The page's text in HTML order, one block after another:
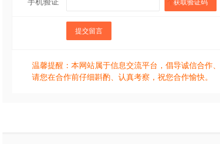
手机验证 获取验证码
提交留言
温馨提醒：本网站属于信息交流平台，倡导诚信合作
请您在合作前仔细斟酌、认真考察，祝您合作愉快。